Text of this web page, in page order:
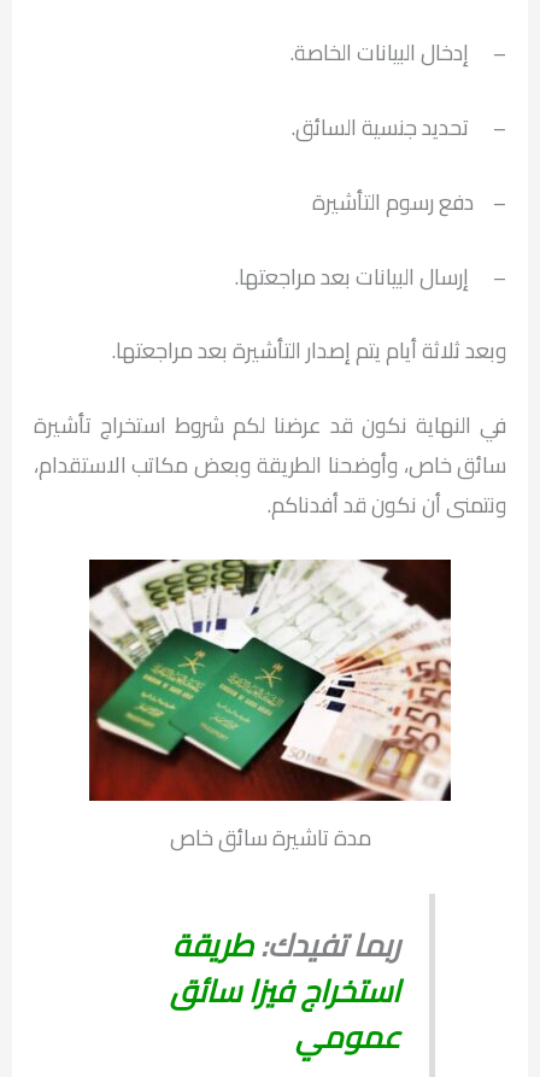
– إدخال البيانات الخاصة.
– تحديد جنسية السائق.
– دفع رسوم التأشيرة
– إرسال البيانات بعد مراجعتها.
وبعد ثلاثة أيام يتم إصدار التأشيرة بعد مراجعتها.
في النهاية نكون قد عرضنا لكم شروط استخراج تأشيرة
سائق خاص، وأوضحنا الطريقة وبعض مكاتب الاستقدام،
ونتمنى أن نكون قد أفدناكم.
مدة تاشيرة سائق خاص
ربما تفيدك:طريقة
استخراج فيزا سائق
عمومي